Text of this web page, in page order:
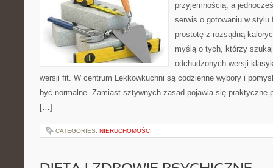
przyjemnością, a
serwis o gotowaniu w stylu
prostotę z rozsądną
myślą o tych, którzy
odchudzonych wersji
wersji fit. W centrum Lekkowkuchni są codzienne wybory i
być normalne. Zamiast sztywnych zasad pojawia się praktyczne
[…]
CATEGORIES: NIERUCHOMOŚCI